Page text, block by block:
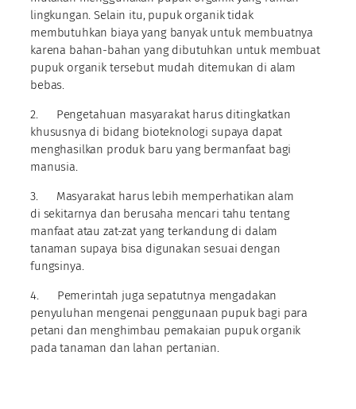
lingkungan. Selain itu, pupuk organik tidak
membutuhkan biaya yang banyak untuk membuatnya
karena bahan-bahan yang dibutuhkan untuk membuat
pupuk organik tersebut mudah ditemukan di alam
bebas.
2. Pengetahuan masyarakat harus ditingkatkan
khususnya di bidang bioteknologi supaya dapat
menghasilkan produk baru yang bermanfaat bagi
manusia.
3. Masyarakat harus lebih memperhatikan alam
di sekitarnya dan berusaha mencari tahu tentang
manfaat atau zat-zat yang terkandung di dalam
tanaman supaya bisa digunakan sesuai dengan
fungsinya.
4. Pemerintah juga sepatutnya mengadakan
penyuluhan mengenai penggunaan pupuk bagi para
petani dan menghimbau pemakaian pupuk organik
pada tanaman dan lahan pertanian.